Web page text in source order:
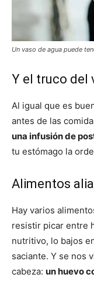
Un vaso de agua puede
Y el truco del
Al igual que es
antes de las
una infusión de
tu estómago la
Alimentos
Hay varios
resistir picar entre
nutritivo, lo bajos
saciante. Y se nos
cabeza: un huevo